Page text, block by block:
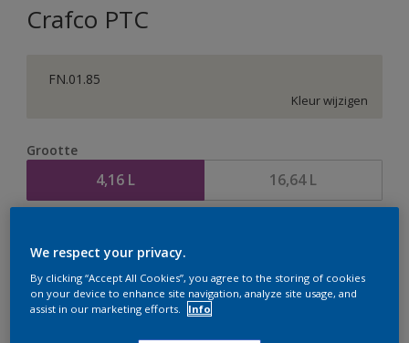
Crafco PTC
FN.01.85
Kleur wijzigen
Grootte
4,16 L 16,64 L
We respect your privacy.
By clicking “Accept All Cookies”, you agree to the storing of cookies
on your device to enhance site navigation, analyze site usage, and
assist in our marketing efforts.
Info